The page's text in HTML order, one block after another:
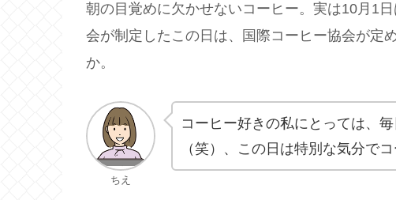
朝の目覚めに欠かせないコーヒー。実は10月1
会が制定したこの日は、国際コーヒー協会が定
か。
ちえ
コーヒー好きの私にとっては、
（笑）、この日は特別な気分で